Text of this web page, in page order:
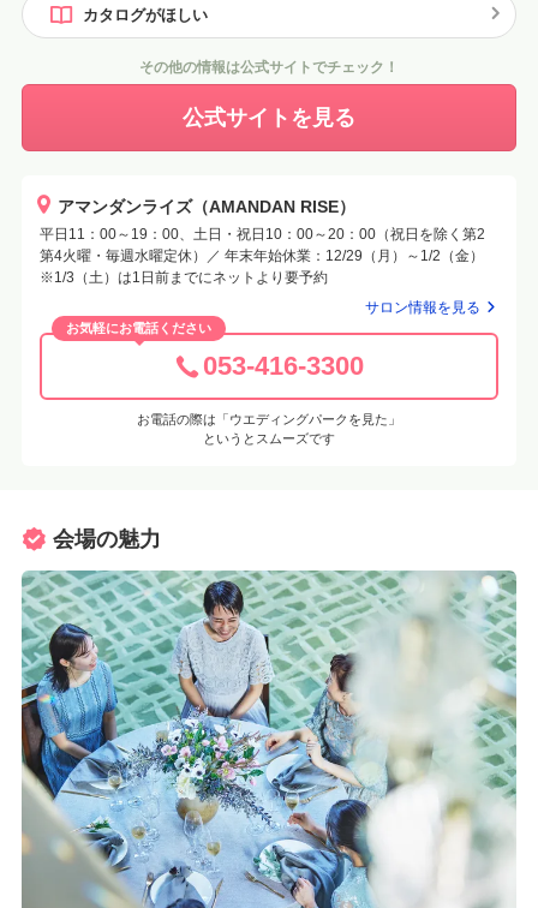
カタログがほしい
その他の情報は公式サイトでチェック！
公式サイトを見る
アマンダンライズ（AMANDAN RISE）
平日11：00～19：00、土日・祝日10：00～20：00（祝日を除く第2
第4火曜・毎週水曜定休）／ 年末年始休業：12/29（月）～1/2（金）
※1/3（土）は1日前までにネットより要予約
サロン情報を見る
お気軽にお電話ください
053-416-3300
お電話の際は「ウエディングパークを見た」
というとスムーズです
会場の魅力